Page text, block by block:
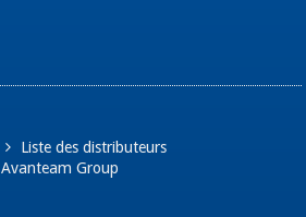
Liste des distributeurs
Avanteam Group